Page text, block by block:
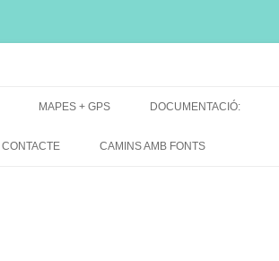
MAPES + GPS
MAPES EXCURSIONS
DOCUMENTACIÓ:
CONTACTE CAMINS AMB FONTS